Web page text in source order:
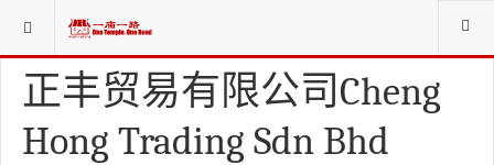
当前位置： 赞助商SPONSORS
正丰贸易有限公司Cheng
Hong Trading Sdn Bhd